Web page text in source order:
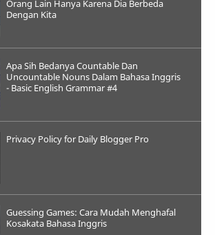
Orang Lain Hanya Karena Dia Berbeda
Dengan Kita
Apa Sih Bedanya Countable Dan
Uncountable Nouns Dalam Bahasa Inggris
- Basic English Grammar #4
Privacy Policy for Daily Blogger Pro
Guessing Games: Cara Mudah Menghafal
Kosakata Bahasa Inggris